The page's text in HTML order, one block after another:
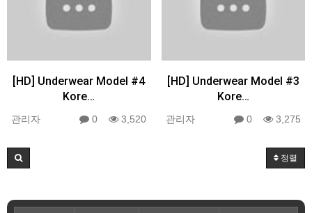
[HD] Underwear Model #4
Kore…
관리자 0 3,520
[HD] Underwear Model #3
Kore…
관리자 0 3,275
정렬